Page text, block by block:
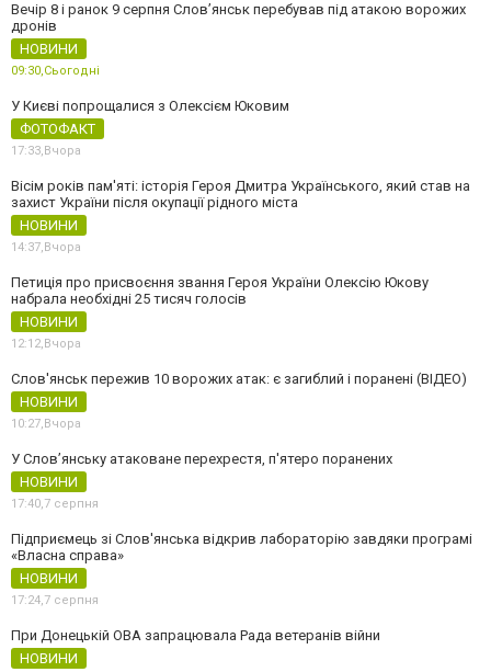
Вечір 8 і ранок 9 серпня Слов’янськ перебував під атакою ворожих
дронів
НОВИНИ
09:30,Сьогодні
У Києві попрощалися з Олексієм Юковим
ФОТОФАКТ
17:33,Вчора
Вісім років пам'яті: історія Героя Дмитра Українського, який став на
захист України після окупації рідного міста
НОВИНИ
14:37,Вчора
Петиція про присвоєння звання Героя України Олексію Юкову
набрала необхідні 25 тисяч голосів
НОВИНИ
12:12,Вчора
Слов'янськ пережив 10 ворожих атак: є загиблий і поранені (ВІДЕО)
НОВИНИ
10:27,Вчора
У Слов’янську атаковане перехрестя, п'ятеро поранених
НОВИНИ
17:40,7 серпня
Підприємець зі Слов'янська відкрив лабораторію завдяки програмі
«Власна справа»
НОВИНИ
17:24,7 серпня
При Донецькій ОВА запрацювала Рада ветеранів війни
НОВИНИ